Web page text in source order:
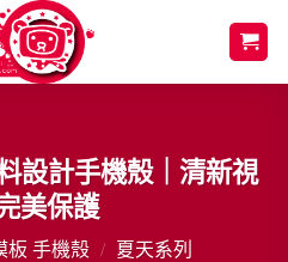
設計手機殼｜清新視
美保護
板 手機殼 / 夏天系列